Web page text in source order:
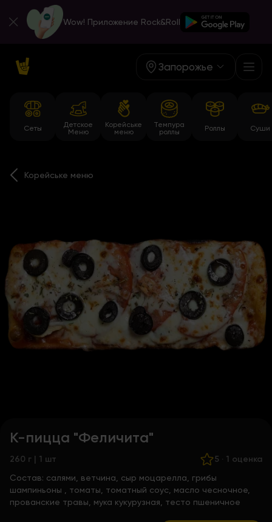
Wow! Приложение Rock&Roll
Запорожье
Сеты
Детское
Меню
Корейське
меню
Темпура
роллы
Роллы Суши
Корейське меню
К-пицца "Феличита"
260 г | 1 шт 5 · 1 оценка
Состав: салями, ветчина, сыр моцарелла, грибы
шампиньоны , томаты, томатный соус, масло чесночное,
прованские травы, мука кукурузная, тесто пшеничное